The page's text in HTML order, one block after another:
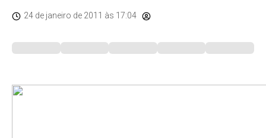
24 de janeiro de 2011 às 17:04